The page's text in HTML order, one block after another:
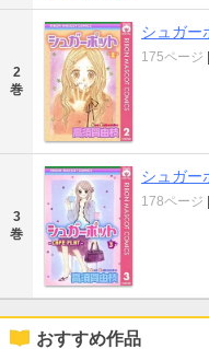
2
巻
シュガー
175ページ
3
巻
シュガ
178ページ
おすすめ作品